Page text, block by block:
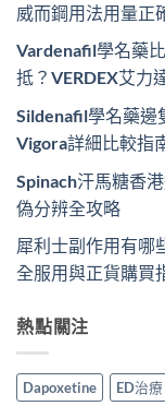
威而鋼用法用量正
Vardenafil學名藥
抵？VERDEX艾力
Sildenafil學名藥邊
Vigora詳細比較指
Spinach汗馬糖香
偽分辨全攻略
犀利士副作用有哪
全服用與正貨購買
熱點關注
Dapoxetine ED治療